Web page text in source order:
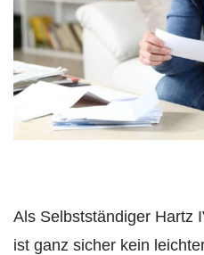
Als Selbstständiger Hartz
ist ganz sicher kein